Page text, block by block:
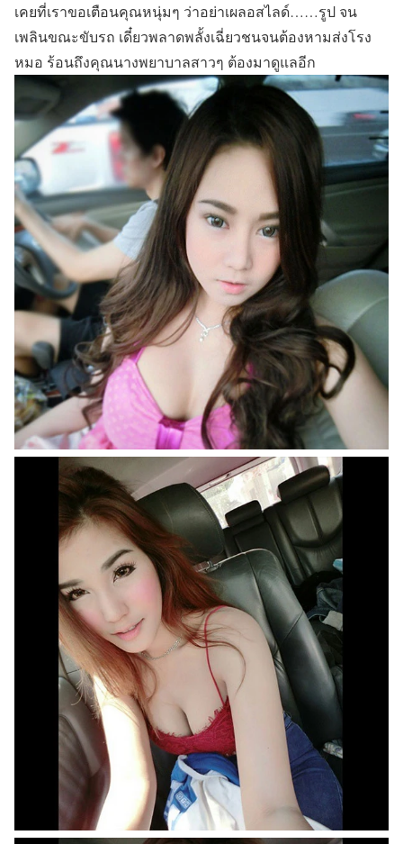
เคยที่เราขอเตือนคุณหนุ่มๆ ว่าอย่าเผลอสไลด์……รูป จน
เพลินขณะขับรถ เดี๋ยวพลาดพลั้งเฉี่ยวชนจนต้องหามส่งโรง
หมอ ร้อนถึงคุณนางพยาบาลสาวๆ ต้องมาดูแลอีก